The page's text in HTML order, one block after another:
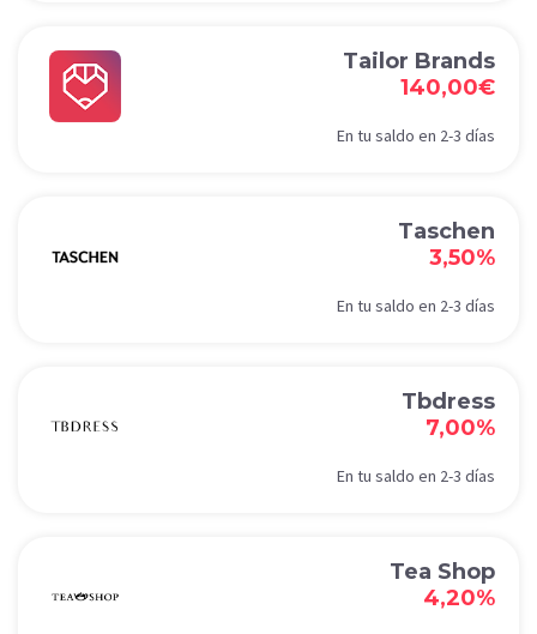
Tailor Brands
140,00€
En tu saldo en 2-3 días
Taschen
3,50%
En tu saldo en 2-3 días
Tbdress
7,00%
En tu saldo en 2-3 días
Tea Shop
4,20%